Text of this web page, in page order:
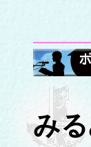
み